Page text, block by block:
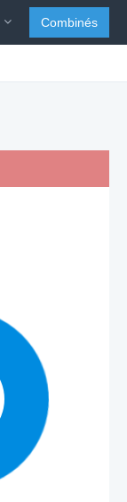
Combinés